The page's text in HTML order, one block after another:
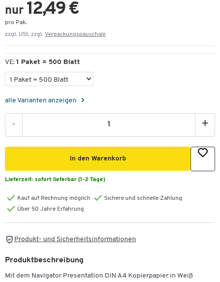
nur 12,49 €
pro Pak.
zzgl. USt. zzgl. Verpackungspauschale
VE: 1 Paket = 500 Blatt
alle Varianten anzeigen
- +
In den Warenkorb
Lieferzeit: sofort lieferbar (1-2 Tage)
Kauf auf Rechnung möglich
Sichere und schnelle Zahlung
Über 50 Jahre Erfahrung
Produkt- und Sicherheitsinformationen
Produktbeschreibung
Mit dem Navigator Presentation DIN A4 Kopierpapier in Weiß